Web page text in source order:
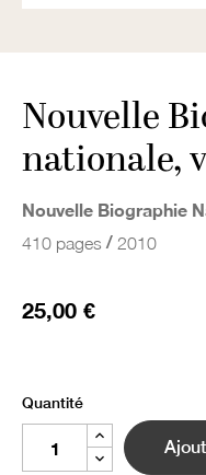
Nouvelle
nationale,
Nouvelle Biographie
410 pages / 2010
25,00 €
Quantité